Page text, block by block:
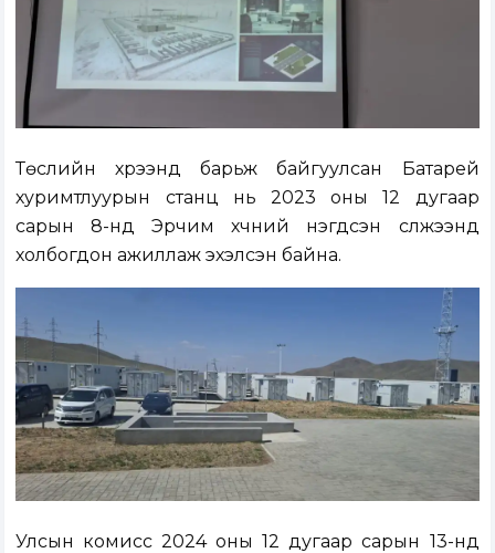
Төслийн хүрээнд барьж байгуулсан Батарей
хуримтлуурын станц нь 2023 оны 12 дугаар
сарын 8-нд Эрчим хүчний нэгдсэн сүлжээнд
холбогдон ажиллаж эхэлсэн байна.
Улсын комисс 2024 оны 12 дугаар сарын 13-нд